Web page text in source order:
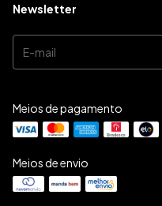
Newsletter
Meios de pagamento
Meios de envio